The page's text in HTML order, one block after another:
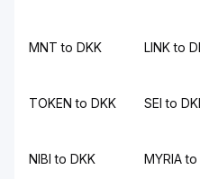
MNT to DKK LINK to
TOKEN to DKK SEI to
NIBI to DKK MYRIA